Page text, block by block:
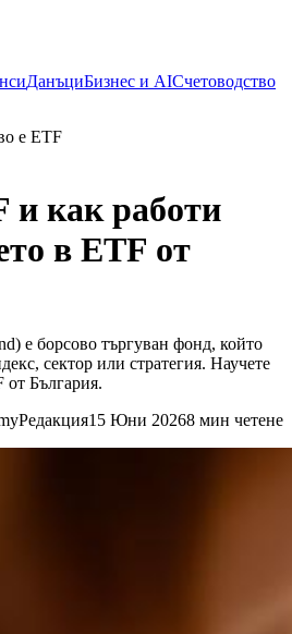
ДанъциБизнес и AIСчетоводство
е ETF
и как работи
в ETF от
е борсово търгуван фонд, който
сектор или стратегия. Научете
от България.
Редакция15 Юни 20268 мин четене